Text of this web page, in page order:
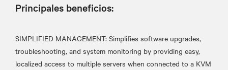
Principales beneficios:
SIMPLIFIED MANAGEMENT: Simplifies software upgrades,
troubleshooting, and system monitoring by providing easy,
localized access to multiple servers when connected to a KVM